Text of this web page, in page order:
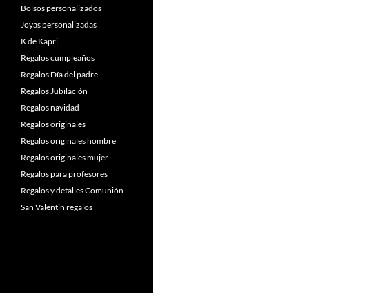
Bolsos personalizados
Joyas personalizadas
K de Kapri
Regalos cumpleaños
Regalos Día del padre
Regalos Jubilación
Regalos navidad
Regalos originales
Regalos originales hombre
Regalos originales mujer
Regalos para profesores
Regalos y detalles Comunión
San Valentin regalos